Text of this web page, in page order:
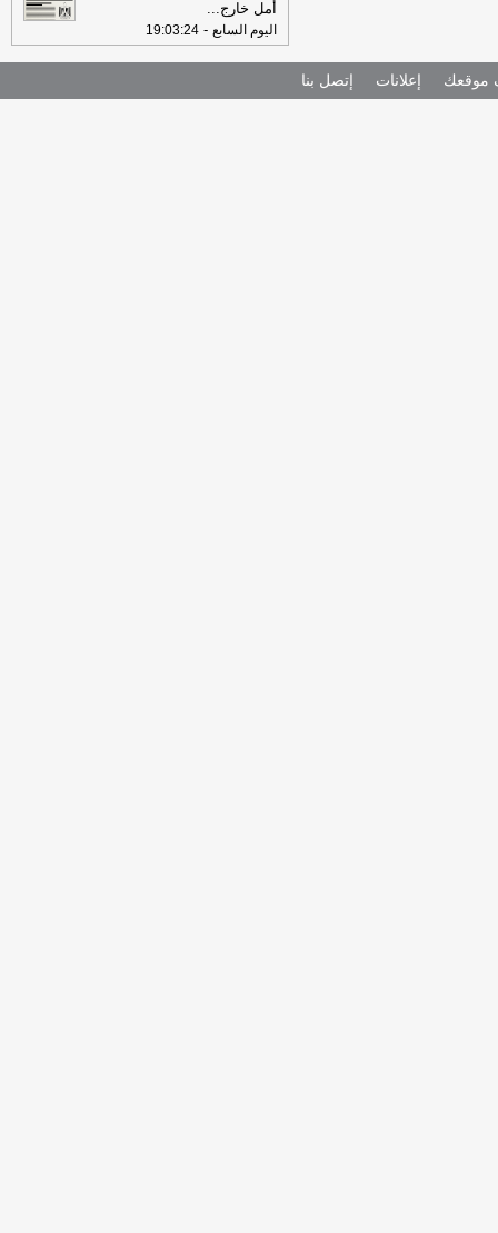
أمل خارج...
اليوم السابع -
19:03:24
موقعك إعلانات إتصل بنا